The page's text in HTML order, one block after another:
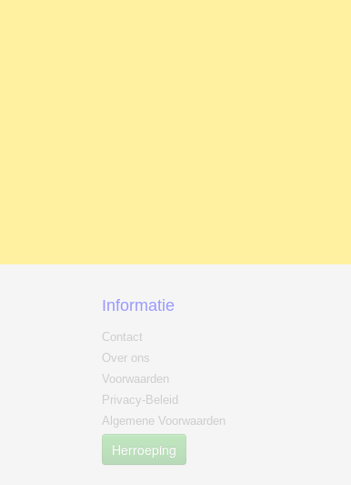
Informatie
Contact
Over ons
Voorwaarden
Privacy-Beleid
Algemene Voorwaarden
Herroeping